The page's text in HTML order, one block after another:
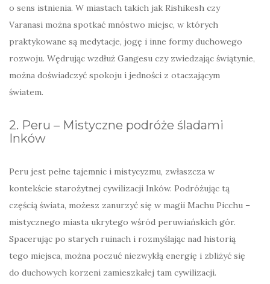
o sens istnienia. W miastach takich jak Rishikesh czy
Varanasi można spotkać mnóstwo miejsc, w których
praktykowane są medytacje, jogę i inne formy duchowego
rozwoju. Wędrując wzdłuż Gangesu czy zwiedzając świątynie,
można doświadczyć spokoju i jedności z otaczającym
światem.
2. Peru – Mistyczne podróże śladami
Inków
Peru jest pełne tajemnic i mistycyzmu, zwłaszcza w
kontekście starożytnej cywilizacji Inków. Podróżując tą
częścią świata, możesz zanurzyć się w magii Machu Picchu –
mistycznego miasta ukrytego wśród peruwiańskich gór.
Spacerując po starych ruinach i rozmyślając nad historią
tego miejsca, można poczuć niezwykłą energię i zbliżyć się
do duchowych korzeni zamieszkałej tam cywilizacji.